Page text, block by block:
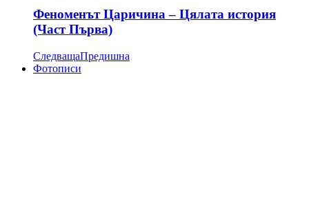
Феноменът Царичина – Цялата история
(Част Първа)
СледващаПредишна
Фотописи